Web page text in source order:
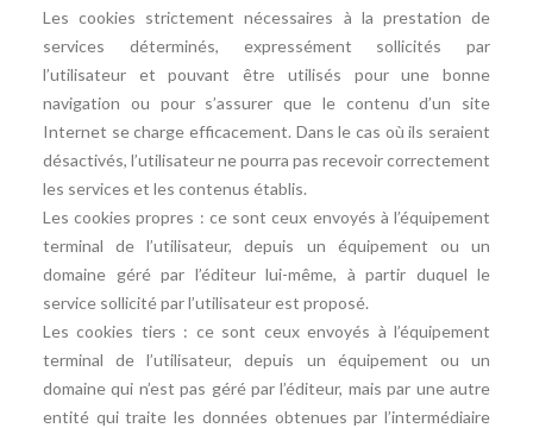
Les cookies strictement nécessaires à la prestation de
services déterminés, expressément sollicités par
l’utilisateur et pouvant être utilisés pour une bonne
navigation ou pour s’assurer que le contenu d’un site
Internet se charge efficacement. Dans le cas où ils seraient
désactivés, l’utilisateur ne pourra pas recevoir correctement
les services et les contenus établis.
Les cookies propres : ce sont ceux envoyés à l’équipement
terminal de l’utilisateur, depuis un équipement ou un
domaine géré par l’éditeur lui-même, à partir duquel le
service sollicité par l’utilisateur est proposé.
Les cookies tiers : ce sont ceux envoyés à l’équipement
terminal de l’utilisateur, depuis un équipement ou un
domaine qui n’est pas géré par l’éditeur, mais par une autre
entité qui traite les données obtenues par l’intermédiaire